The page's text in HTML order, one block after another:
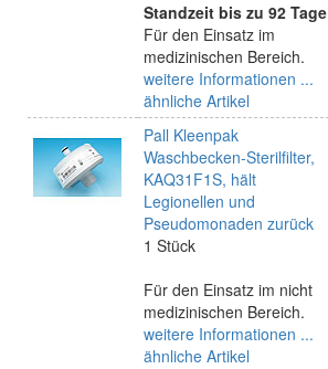
Standzeit bis zu 92 Tage
Für den Einsatz im
medizinischen Bereich.
weitere Informationen ...
ähnliche Artikel
Pall Kleenpak
Waschbecken-Sterilfilter,
KAQ31F1S, hält
Legionellen und
Pseudomonaden zurück
1 Stück
Für den Einsatz im nicht
medizinischen Bereich.
weitere Informationen ...
ähnliche Artikel